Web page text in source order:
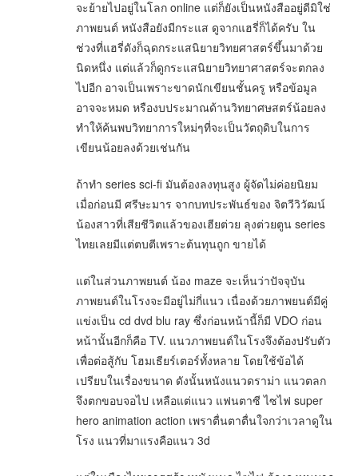
จะย้ายไปอยู่ในโลก online แต่ก็ยังเป็นหนังสืออยู่ดีมิใช่
ภาพยนต์ หนังสือยังมีกระแส ดูจากแฮรี่ก็ได้ครับ ใน
ช่วงที่แฮรี่ดังก็ฉุดกระแสนิยายวิทยศาสตร์ขึ้นมาด้วย
นิดหนึ่ง แต่แล้วก็ดูกระแสนิยายวิทยาศาสตร์จะตกลง
ไปอีก อาจเป็นเพราะขาดนักเขียนชั้นครู หรือข้อมูล
อาจจะหมด หรืองบประมาณด้านวิทยาศษสตร์น้อยลง
ทำให้ค้นพบวิทยาการใหม่ๆที่จะเป็นวัตถุดิบในการ
เขียนน้อยลงด้วยเช่นกัน
ถ้าทำ series sci-fi มันต้องลงทุนสูง ผู้จัดไม่ค่อยนิยม
เมื่อก่อนมี ศรีษะมาร จากบทประพันธ์ของ จิตวีวิวัฒน์
น้องสาวที่เสียชีวิตแล้วของเฮียต่วย ลุงต่วยตูน series
ไทยเลยมีแต่ตบตีเพราะต้นทุนถูก ขายได้
แต่ในส่วนภาพยนต์ น้อง maze จะเห็นว่าปัจจุบัน
ภาพยนต์ในโรงจะมีอยู่ไม่กี่แนว เนื่องด้วยภาพยนต์มีคู่
แข่งเป็น cd dvd blu ray ซึ่งก่อนหน้านี้ก็มี VDO ก่อน
หน้านั้นอีกก็คือ TV. แนวภาพยนต์ในโรงจึงต้องปรับตัว
เพื่อต่อสู้กับ โฮมเธียร์เตอร์ทั้งหลาย โดยใช้ข้อได้
เปรียบในเรื่องขนาด ดังนั้นหนังแนวดราม่า แนวตลก
จึงตกขอบจอไป เหลือแต่แนว แฟนตาซี ไซไฟ super
hero animation action เพราตื่นตาตื่นใจกว่าเวลาดูใน
โรง แนวที่มาแรงคือแนว 3d